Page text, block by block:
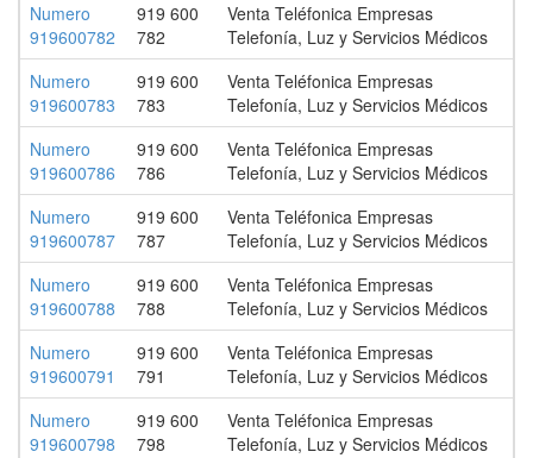
Numero
919600782
919 600
782
Venta Teléfonica Empresas
Telefonía, Luz y Servicios Médicos
Numero
919600783
919 600
783
Venta Teléfonica Empresas
Telefonía, Luz y Servicios Médicos
Numero
919600786
919 600
786
Venta Teléfonica Empresas
Telefonía, Luz y Servicios Médicos
Numero
919600787
919 600
787
Venta Teléfonica Empresas
Telefonía, Luz y Servicios Médicos
Numero
919600788
919 600
788
Venta Teléfonica Empresas
Telefonía, Luz y Servicios Médicos
Numero
919600791
919 600
791
Venta Teléfonica Empresas
Telefonía, Luz y Servicios Médicos
Numero
919600798
919 600
798
Venta Teléfonica Empresas
Telefonía, Luz y Servicios Médicos